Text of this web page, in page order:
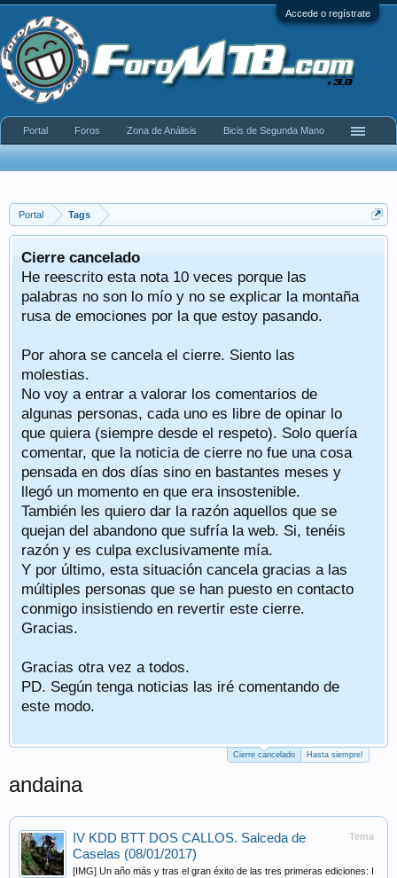
Accede o regístrate
Portal Tags
Cierre cancelado
He reescrito esta nota 10 veces porque las
palabras no son lo mío y no se explicar la montaña
rusa de emociones por la que estoy pasando.
Por ahora se cancela el cierre. Siento las
molestias.
No voy a entrar a valorar los comentarios de
algunas personas, cada uno es libre de opinar lo
que quiera (siempre desde el respeto). Solo quería
comentar, que la noticia de cierre no fue una cosa
pensada en dos días sino en bastantes meses y
llegó un momento en que era insostenible.
También les quiero dar la razón aquellos que se
quejan del abandono que sufría la web. Si, tenéis
razón y es culpa exclusivamente mía.
Y por último, esta situación cancela gracias a las
múltiples personas que se han puesto en contacto
conmigo insistiendo en revertir este cierre.
Gracias.
Gracias otra vez a todos.
PD. Según tenga noticias las iré comentando de
este modo.
Cierre cancelado Hasta siempre!
andaina
Tema
IV KDD BTT DOS CALLOS. Salceda de
Caselas (08/01/2017)
[IMG] Un año más y tras el gran éxito de las tres primeras ediciones: I
Portal Foros Zona de Análisis Bicis de Segunda Mano